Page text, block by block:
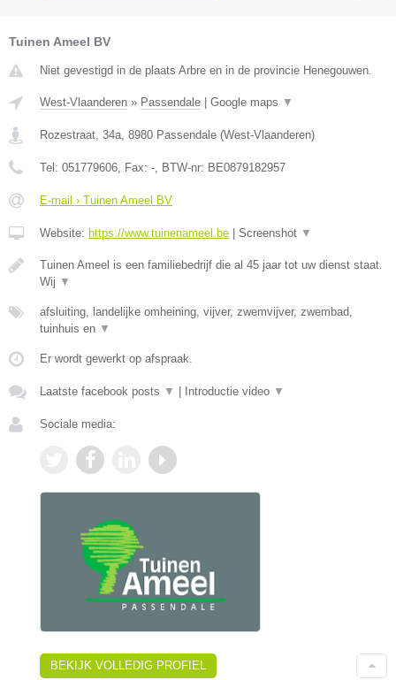
Tuinen Ameel BV
Niet gevestigd in de plaats Arbre en in de provincie Henegouwen.
West-Vlaanderen » Passendale Google maps ▼
Rozestraat, 34a, 8980 Passendale (West-Vlaanderen)
Tel: 051779606, Fax: -, BTW-nr: BE0879182957
E-mail › Tuinen Ameel BV
Website: https://www.tuinenameel.be Screenshot ▼
Tuinen Ameel is een familiebedrijf die al 45 jaar tot uw dienst staat.
Wij ▼
afsluiting, landelijke omheining, vijver, zwemvijver, zwembad,
tuinhuis en ▼
Er wordt gewerkt op afspraak.
Laatste facebook posts ▼ Introductie video ▼
Sociale media:
BEKIJK VOLLEDIG PROFIEL